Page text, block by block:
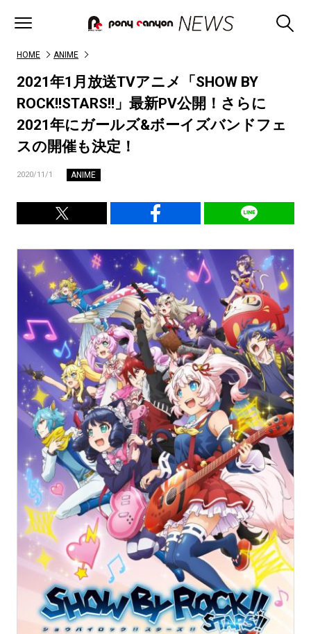
HOME ANIME
2021年1月放送TVアニメ「SHOW BY
ROCK!!STARS!!」最新PV公開！さらに
2021年にガールズ&ボーイズバンドフェ
スの開催も決定！
2020/11/1 ANIME